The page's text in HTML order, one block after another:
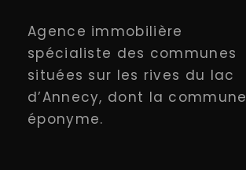
Agence immobilière
spécialiste des communes
situées sur les rives du lac
d’Annecy, dont la commune
éponyme.